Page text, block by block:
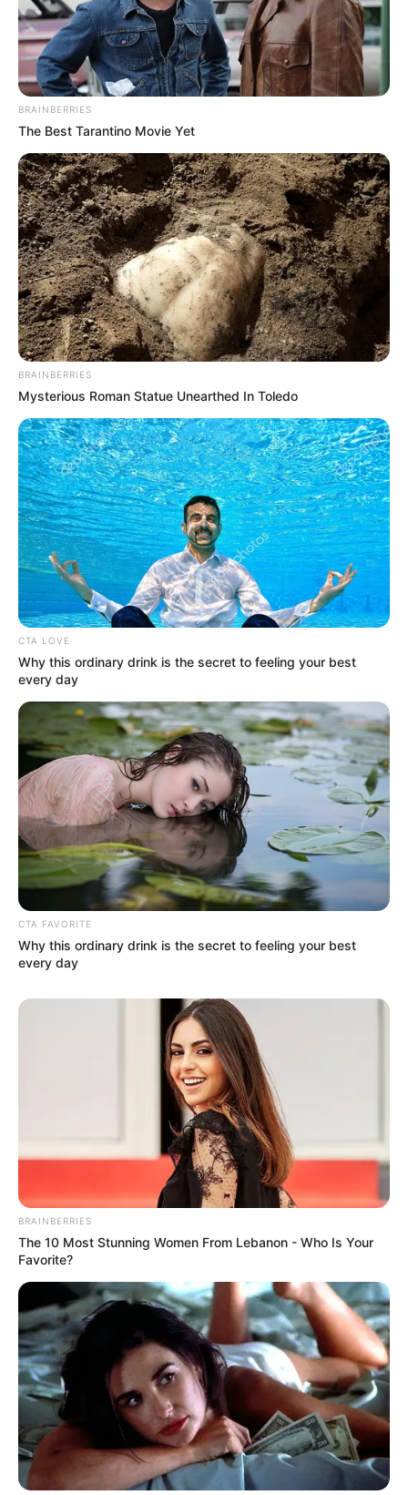
BRAINBERRIES
The Best Tarantino Movie Yet
BRAINBERRIES
Mysterious Roman Statue Unearthed In Toledo
CTA LOVE
Why this ordinary drink is the secret to feeling your best
every day
CTA FAVORITE
Why this ordinary drink is the secret to feeling your best
every day
BRAINBERRIES
The 10 Most Stunning Women From Lebanon - Who Is Your
Favorite?